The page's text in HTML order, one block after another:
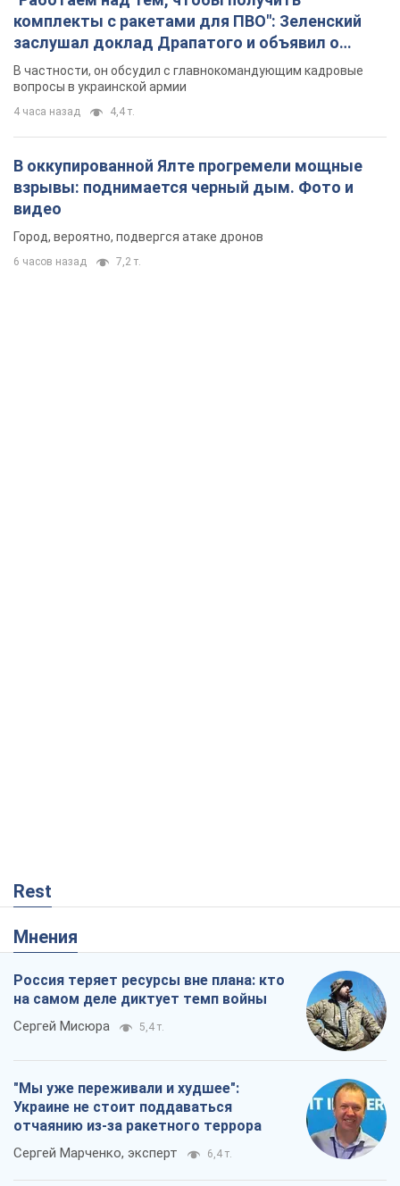
комплекты с ракетами для ПВО": Зеленский
заслушал доклад Драпатого и объявил о
новых мерах
В частности, он обсудил с главнокомандующим кадровые
вопросы в украинской армии
4 часа назад 4,4 т.
В оккупированной Ялте прогремели мощные
взрывы: поднимается черный дым. Фото и
видео
Город, вероятно, подвергся атаке дронов
6 часов назад 7,2 т.
Rest
Мнения
Россия теряет ресурсы вне плана: кто
на самом деле диктует темп войны
Сергей Мисюра 5,4 т.
"Мы уже переживали и худшее":
Украине не стоит поддаваться
отчаянию из-за ракетного террора
Сергей Марченко, эксперт 6,4 т.